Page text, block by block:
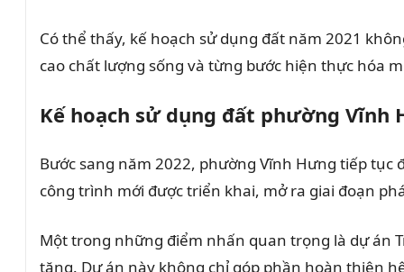
Có thể thấy, kế hoạch sử dụng đất năm 2021
cao chất lượng sống và từng bước hiện thực hóa
Kế hoạch sử dụng đất phường Vĩnh
Bước sang năm 2022, phường Vĩnh Hưng tiếp tục
công trình mới được triển khai, mở ra giai đoạn
Một trong những điểm nhấn quan trọng là dự án
tăng. Dự án này không chỉ góp phần hoàn thiện